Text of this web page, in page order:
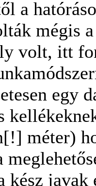
a
mégis
volt, itt
egy
méter)
kész